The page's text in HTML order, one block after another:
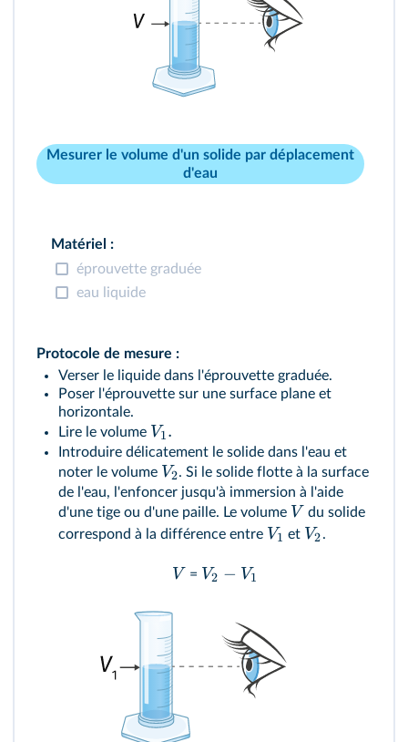
Mesurer le volume d'un solide par déplacement
d'eau
Matériel :
éprouvette graduée
eau liquide
Protocole de mesure :
Verser le liquide dans l'éprouvette graduée.
Poser l'éprouvette sur une surface plane et
horizontale.
Lire le volume V1.
Introduire délicatement le solide dans l'eau et
noter le volume V2. Si le solide flotte à la surface
de l'eau, l'enfoncer jusqu'à immersion à l'aide
d'une tige ou d'une paille. Le volume V du solide
correspond à la différence entre V1 et V2.
V = V2 − V1